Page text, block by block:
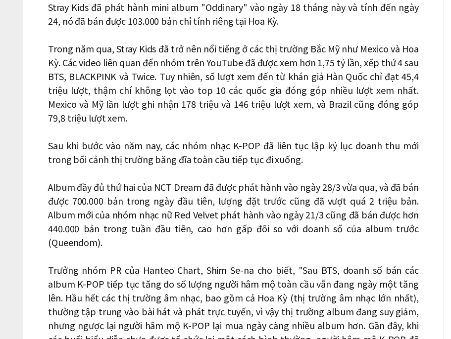
Stray Kids đã phát hành mini album "Oddinary" vào ngày 18 tháng này và tính đến ngày
24, nó đã bán được 103.000 bản chỉ tính riêng tại Hoa Kỳ.
Trong năm qua, Stray Kids đã trở nên nổi tiếng ở các thị trường Bắc Mỹ như Mexico và Hoa
Kỳ. Các video liên quan đến nhóm trên YouTube đã được xem hơn 1,75 tỷ lần, xếp thứ 4 sau
BTS, BLACKPINK và Twice. Tuy nhiên, số lượt xem đến từ khán giả Hàn Quốc chỉ đạt 45,4
triệu lượt, thậm chí không lọt vào top 10 các quốc gia đóng góp nhiều lượt xem nhất.
Mexico và Mỹ lần lượt ghi nhận 178 triệu và 146 triệu lượt xem, và Brazil cũng đóng góp
79,8 triệu lượt xem.
Sau khi bước vào năm nay, các nhóm nhạc K-POP đã liên tục lập kỷ lục doanh thu mới
trong bối cảnh thị trường băng đĩa toàn cầu tiếp tục đi xuống.
Album đầy đủ thứ hai của NCT Dream đã được phát hành vào ngày 28/3 vừa qua, và đã bán
được 700.000 bản trong ngày đầu tiên, lượng đặt trước cũng đã vượt quá 2 triệu bản.
Album mới của nhóm nhạc nữ Red Velvet phát hành vào ngày 21/3 cũng đã bán được hơn
440.000 bản trong tuần đầu tiên, cao hơn gấp đôi so với doanh số của album trước
(Queendom).
Trưởng nhóm PR của Hanteo Chart, Shim Se-na cho biết, "Sau BTS, doanh số bán các
album K-POP tiếp tục tăng do số lượng người hâm mộ toàn cầu vẫn đang ngày một tăng
lên. Hầu hết các thị trường âm nhạc, bao gồm cả Hoa Kỳ (thị trường âm nhạc lớn nhất),
thường tập trung vào bài hát và phát trực tuyến, vì vậy thị trường album đang suy giảm,
nhưng ngược lại người hâm mộ K-POP lại mua ngày càng nhiều album hơn. Gần đây, khi